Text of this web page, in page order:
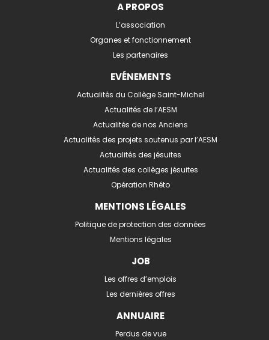
A PROPOS
L’association
Organes et fonctionnement
Les partenaires
EVÉNEMENTS
Actualités du Collège Saint-Michel
Actualités de l’AESM
Actualités de nos Anciens
Actualités des projets soutenus par l’AESM
Actualités des jésuites
Actualités des collèges jésuites
Opération Rhéto
MENTIONS LÉGALES
Politique de protection des données
Mentions légales
JOB
Les offres d’emplois
Les dernières offres
ANNUAIRE
Perdus de vue